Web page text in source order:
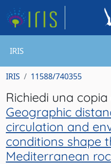
IRIS
IRIS 11588/740355
Richiedi una
Geographic
circulation and
conditions shape
Mediterranean